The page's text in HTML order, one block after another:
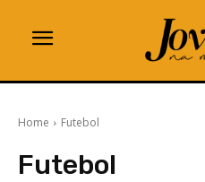
Home Futebol
Futebol